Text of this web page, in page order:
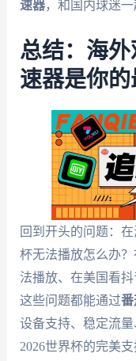
速器，和国内球迷一
总结：海
速器是你
回到开头的问题：
杯无法播放怎么办
法播放、在美国看
这些问题都能通过番
设备支持、稳定流
2026世界杯的完美